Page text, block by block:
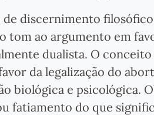
discernimento
tom ao argumento em
dualista. O
da legalização do
biológica e psicológica.
fatiamento do que